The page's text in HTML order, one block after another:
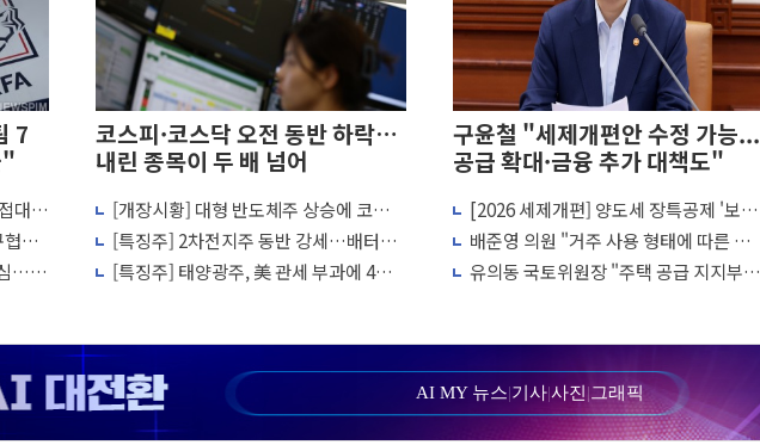
7
"
대
회
…역
코스피·코스닥 오전 동반 하락…
내린 종목이 두 배 넘어
[개장시황] 대형 반도체주 상승에 코스
피, 장 초반 1%대 반등
[특징주] 2차전지주 동반 강세…배터리3
사 일제히 상승
[특징주] 태양광주, 美 관세 부과에 4%
구윤철 "세제개편안 수정 가능...
공급 확대·금융 추가 대책도"
[2026 세제개편] 양도세 장특공제 '보
유'서 '거주'로…10년 살아야 최대 80%
배준영 의원 "거주 사용 형태에 따른 중
과세는 과세 원칙 어긋나"
유의동 국토위원장 "주택 공급 지지부
AI MY 뉴스|기사|사진 |그래픽
스템 안정성 한순간도 흔들려선 안돼"
들에게 "내란으로 훼손된 군 신뢰 회복해야"
순자산 30조 돌파…증시 급락에 업계 1위
운 관심…SK하이닉스, FMS서 '풀스택' 기술력 과시
진 한샘…B2B 확장으로 성장동력 확보
났다"…선수금 내걸고 확보 전쟁